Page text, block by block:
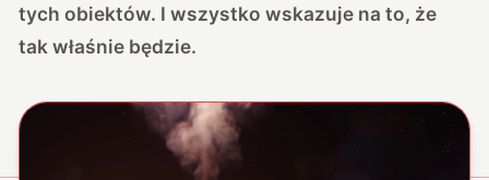
tych obiektów. I wszystko wskazuje na to, że
tak właśnie będzie.